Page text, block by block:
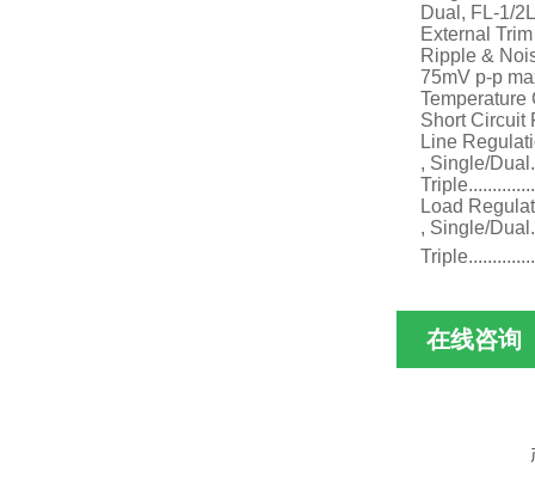
Dual, FL-1/
External
Ripple &
75mV p-p
Temperature
Short Circuit
Line
, Single/
Load
, Single/
在线咨询